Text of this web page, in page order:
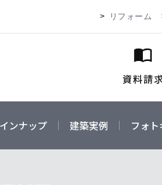
リフォーム
ンナップ 建築実例 フォ